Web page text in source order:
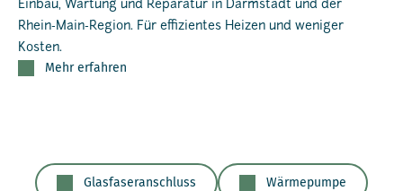
Einbau, Wartung und Reparatur in Darmstadt und der
Rhein-Main-Region. Für effizientes Heizen und weniger
Kosten.
Mehr erfahren
Glasfaseranschluss Wärmepumpe